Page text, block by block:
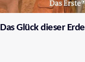
Das Glück dieser Erde